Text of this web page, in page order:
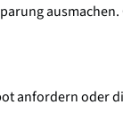
ausmachen.
anfordern oder